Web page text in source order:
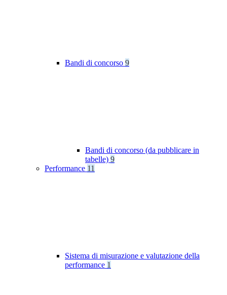
Bandi di concorso 9
Bandi di concorso (da pubblicare in
tabelle) 9
Performance 11
Sistema di misurazione e valutazione della
performance 1